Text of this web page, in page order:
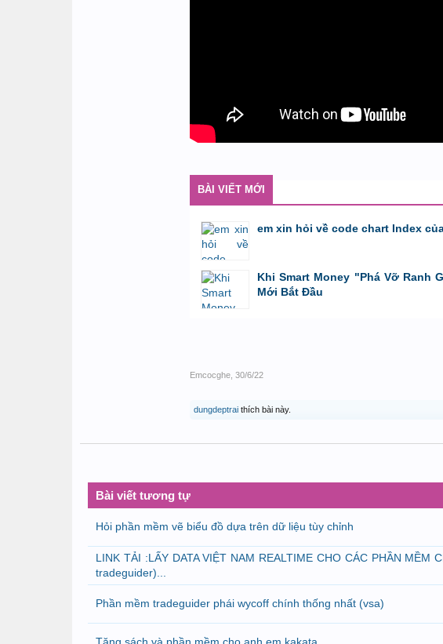
BÀI VIẾT MỚI
em xin hỏi về code chart Index
bởi GiaBao09052000 ,8/7/26 lúc 10:21
Khi Smart Money "Phá Vỡ Ranh
Mới Bắt Đầu
Emcocghe 30/6/22
dungdeptrai thích bài này.
Bài viết tương tự
Hỏi phần mềm vẽ biểu đồ dựa trên dữ liệu tùy chỉnh
LINK TẢI :LẤY DATA VIỆT NAM REALTIME CHO CÁC PHẦN MỀM
tradeguider)...
Phần mềm tradeguider phái wycoff chính thống nhất (vsa)